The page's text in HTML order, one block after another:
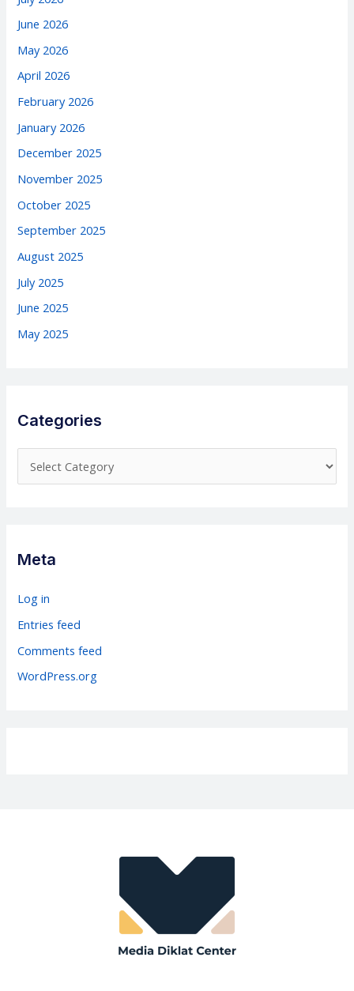
June 2026
May 2026
April 2026
February 2026
January 2026
December 2025
November 2025
October 2025
September 2025
August 2025
July 2025
June 2025
May 2025
Categories
a
g
r
i
Meta
Log in
Entries feed
Comments feed
WordPress.org